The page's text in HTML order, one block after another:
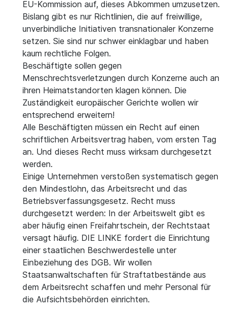
EU-Kommission auf, dieses Abkommen umzusetzen.
Bislang gibt es nur Richtlinien, die auf freiwillige,
unverbindliche Initiativen transnationaler Konzerne
setzen. Sie sind nur schwer einklagbar und haben
kaum rechtliche Folgen.
Beschäftigte sollen gegen
Menschrechtsverletzungen durch Konzerne auch an
ihren Heimatstandorten klagen können. Die
Zuständigkeit europäischer Gerichte wollen wir
entsprechend erweitern!
Alle Beschäftigten müssen ein Recht auf einen
schriftlichen Arbeitsvertrag haben, vom ersten Tag
an. Und dieses Recht muss wirksam durchgesetzt
werden.
Einige Unternehmen verstoßen systematisch gegen
den Mindestlohn, das Arbeitsrecht und das
Betriebsverfassungsgesetz. Recht muss
durchgesetzt werden: In der Arbeitswelt gibt es
aber häufig einen Freifahrtschein, der Rechtstaat
versagt häufig. DIE LINKE fordert die Einrichtung
einer staatlichen Beschwerdestelle unter
Einbeziehung des DGB. Wir wollen
Staatsanwaltschaften für Straftatbestände aus
dem Arbeitsrecht schaffen und mehr Personal für
die Aufsichtsbehörden einrichten.